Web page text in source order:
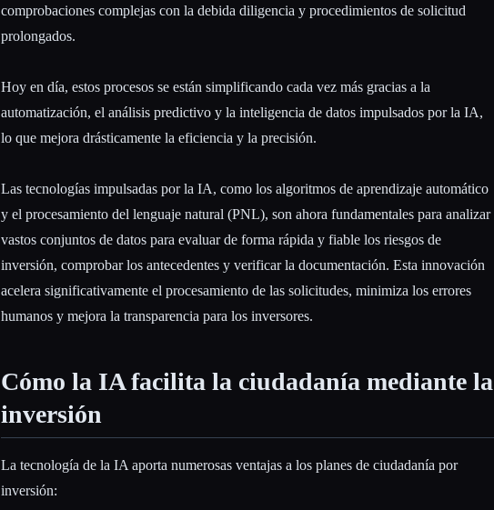
comprobaciones complejas con la debida diligencia y procedimientos de solicitud
prolongados.
Hoy en día, estos procesos se están simplificando cada vez más gracias a la
automatización, el análisis predictivo y la inteligencia de datos impulsados por la IA,
lo que mejora drásticamente la eficiencia y la precisión.
Las tecnologías impulsadas por la IA, como los algoritmos de aprendizaje automático
y el procesamiento del lenguaje natural (PNL), son ahora fundamentales para analizar
vastos conjuntos de datos para evaluar de forma rápida y fiable los riesgos de
inversión, comprobar los antecedentes y verificar la documentación. Esta innovación
acelera significativamente el procesamiento de las solicitudes, minimiza los errores
humanos y mejora la transparencia para los inversores.
Cómo la IA facilita la ciudadanía mediante la
inversión
La tecnología de la IA aporta numerosas ventajas a los planes de ciudadanía por
inversión: